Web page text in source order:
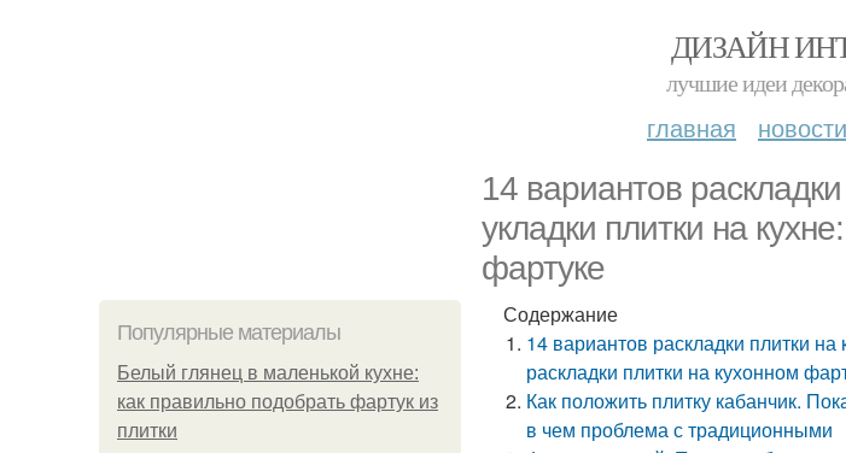
ДИЗАЙН
лучшие идеи
главная новости
14 вариантов
укладки плитки на
фартуке
Популярные материалы
Белый глянец в маленькой кухне:
как правильно подобрать фартук из
плитки
Содержание
14 вариантов раскладки плитки
раскладки плитки на кухонном
Как положить плитку кабанчик.
в чем проблема с традиционными